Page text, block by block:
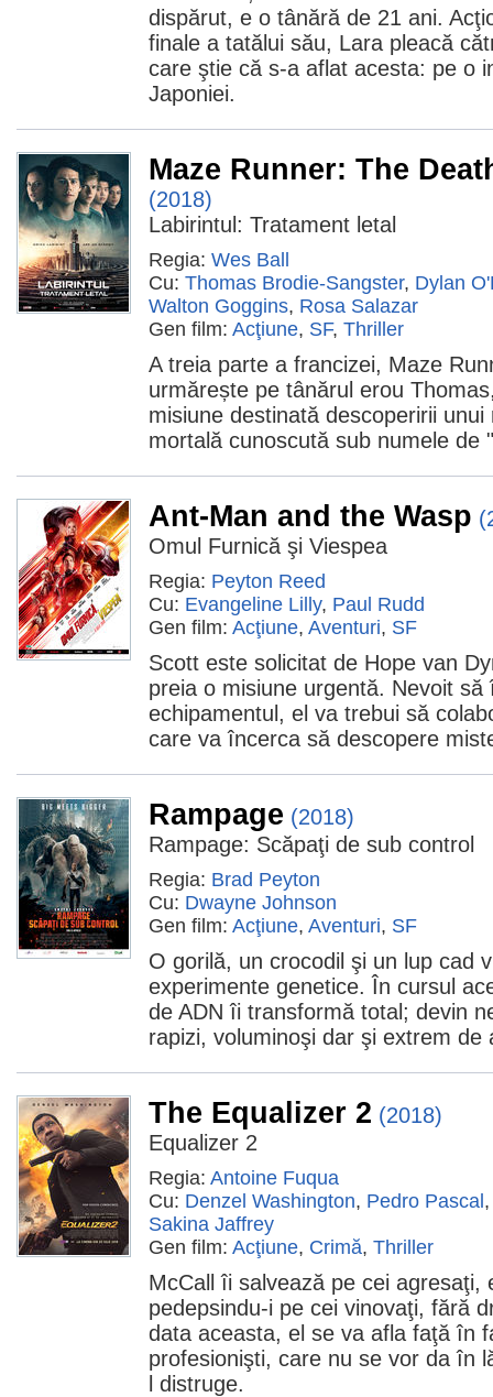
dispărut, e o tânără de 21 ani.
finale a tatălui său, Lara pleacă
care ştie că s-a aflat acesta: pe o
Japoniei.
Maze Runner: The
(2018)
Labirintul: Tratament letal
Regia: Wes Ball
Cu: Thomas Brodie-Sangster, Dylan
Walton Goggins, Rosa Salazar
Gen film: Acţiune, SF, Thriller
A treia parte a francizei, Maze
urmărește pe tânărul erou
misiune destinată descoperirii
mortală cunoscută sub numele de
Ant-Man and the Wasp
Omul Furnică şi Viespea
Regia: Peyton Reed
Cu: Evangeline Lilly, Paul Rudd
Gen film: Acţiune, Aventuri, SF
Scott este solicitat de Hope van
preia o misiune urgentă. Nevoit să
echipamentul, el va trebui să
care va încerca să descopere
Rampage (2018)
Rampage: Scăpaţi de sub control
Regia: Brad Peyton
Cu: Dwayne Johnson
Gen film: Acţiune, Aventuri, SF
O gorilă, un crocodil şi un lup cad
experimente genetice. În cursul
de ADN îi transformă total; devin
rapizi, voluminoşi dar şi extrem de
The Equalizer 2 (2018)
Equalizer 2
Regia: Antoine Fuqua
Cu: Denzel Washington, Pedro Pascal
Sakina Jaffrey
Gen film: Acţiune, Crimă, Thriller
McCall îi salvează pe cei agresaţi,
pedepsindu-i pe cei vinovaţi, fără
data aceasta, el se va afla faţă în
profesionişti, care nu se vor da în
l distruge.